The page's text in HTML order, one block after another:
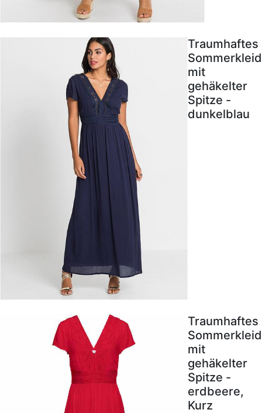
Traumhaftes
Sommerkleid
mit
gehäkelter
Spitze -
dunkelblau
Traumhaftes
Sommerkleid
mit
gehäkelter
Spitze -
erdbeere,
Kurz